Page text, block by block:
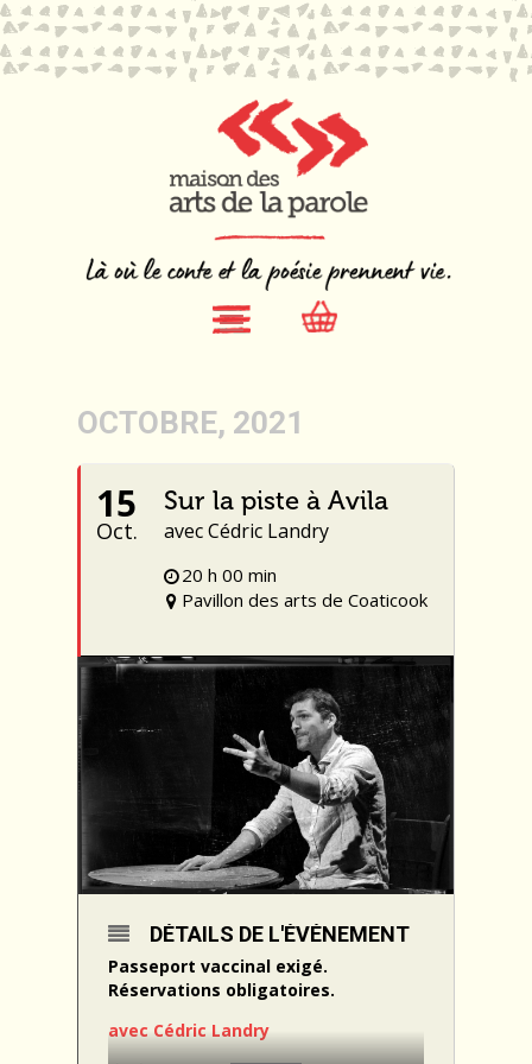
OCTOBRE, 2021
15
Oct.
Sur la piste à Avila
avec Cédric Landry
20 h 00 min
Pavillon des arts de Coaticook
DÉTAILS DE L'ÉVÉNEMENT
Passeport vaccinal exigé.
Réservations obligatoires.
avec Cédric Landry